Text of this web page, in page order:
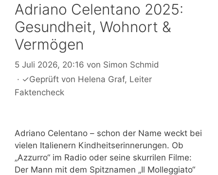
Adriano Celentano 2025:
Gesundheit, Wohnort &
Vermögen
5 Juli 2026, 20:16 von Simon Schmid
· ✓Geprüft von Helena Graf, Leiter
Faktencheck
Adriano Celentano – schon der Name weckt bei
vielen Italienern Kindheitserinnerungen. Ob
„Azzurro“ im Radio oder seine skurrilen Filme:
Der Mann mit dem Spitznamen „Il Molleggiato“